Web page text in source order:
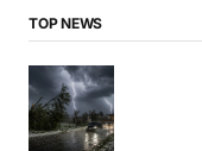
TOP NEWS